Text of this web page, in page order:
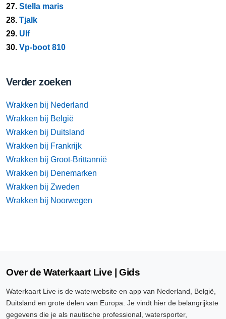
27. Stella maris
28. Tjalk
29. Ulf
30. Vp-boot 810
Verder zoeken
Wrakken bij Nederland
Wrakken bij België
Wrakken bij Duitsland
Wrakken bij Frankrijk
Wrakken bij Groot-Brittannië
Wrakken bij Denemarken
Wrakken bij Zweden
Wrakken bij Noorwegen
Over de Waterkaart Live | Gids
Waterkaart Live is de waterwebsite en app van Nederland, België,
Duitsland en grote delen van Europa. Je vindt hier de belangrijkste
gegevens die je als nautische professional, watersporter,